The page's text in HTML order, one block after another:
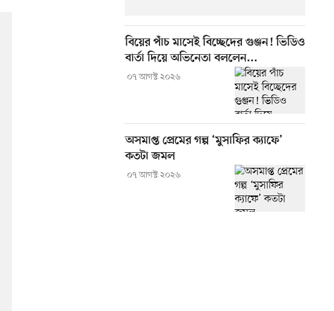
বিয়ের পাঁচ মাসেই বিচ্ছেদের গুঞ্জন! ভিডিও
বার্তা দিয়ে অভিনেতা বললেন...
০৭ আগস্ট ২০২৬
অসমাপ্ত প্রেমের গল্প ‘মুসাফির ক্যাফে’
কতটা জমল
০৭ আগস্ট ২০২৬